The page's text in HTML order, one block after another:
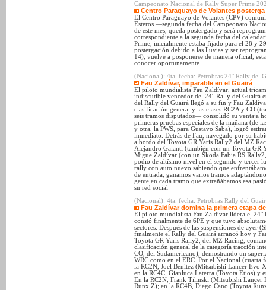
Campeonato Nacional de Rally Super Prime
Centro Paraguayo de Volantes
El Centro Paraguayo de Volantes (CPV)
Esteros —segunda fecha del Campeonato
de este mes, queda postergado y será
correspondiente a la segunda fecha del
Prime, inicialmente estaba fijado para el 28 y
postergación debido a las lluvias y ser
14), vuelve a posponerse de manera oficial,
conocer oportunamente.
(Nacional): 4ta. fecha: Petrobras 24° Rally del
Fau Zaldívar, imparable en el Guairá
El piloto mundialista Fau Zaldívar, actual
indiscutible vencedor del 24° Rally del Guairá
del Rally del Guairá llegó a su fin y Fau
clasificación general y las clases RC2A y CO
seis tramos disputados— consolidó su ventaja
primeras pruebas especiales de la mañana (de
y otra, la PWS, para Gustavo Saba), logró
inmediato. Detrás de Fau, navegado por su
a bordo del Toyota GR Yaris Rally2 del MZ
Alejandro Galanti (también con un Toyota GR
Migue Zaldívar (con un Škoda Fabia RS
podio de altísimo nivel en el segundo y tercer
rally con auto nuevo sabiendo que
de entrada, ganamos varios tramos
gente en cada tramo que extrañábamos esa
su red social
(Nacional): 4ta. fecha: Petrobras Rally del
Fau Zaldívar domina la primera etapa
El piloto mundialista Fau Zaldívar lidera el 24°
constó finalmente de 6PE y que tuvo
sectores. Después de las suspensiones de
finalmente el Rally del Guairá arrancó hoy y
Toyota GR Yaris Rally2, del MZ Racing,
clasificación general de la categoría tracción
CO, del Sudamericano), demostrando un
WRC como en el ERC. Por el Nacional
la RC2N, Joel Benítez (Mitsubishi Lancer Evo
en la RC4C, Gianluca Laterra (Toyota Etios) y
En la RC2N, Frank Tilinski (Mitsubishi
Runx Z); en la RC4B, Diego Cano (Toyota